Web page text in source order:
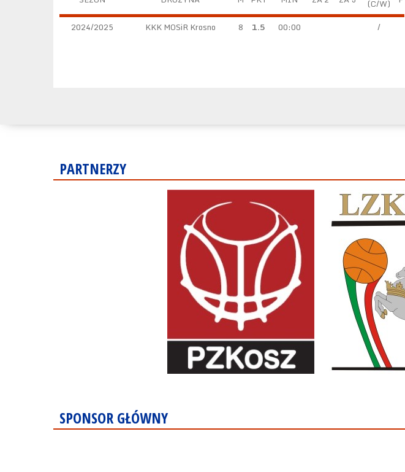
(C/W)
2024/2025 KKK MOSiR Krosno 8 1.5 00:00 /
PARTNERZY
SPONSOR GŁÓWNY